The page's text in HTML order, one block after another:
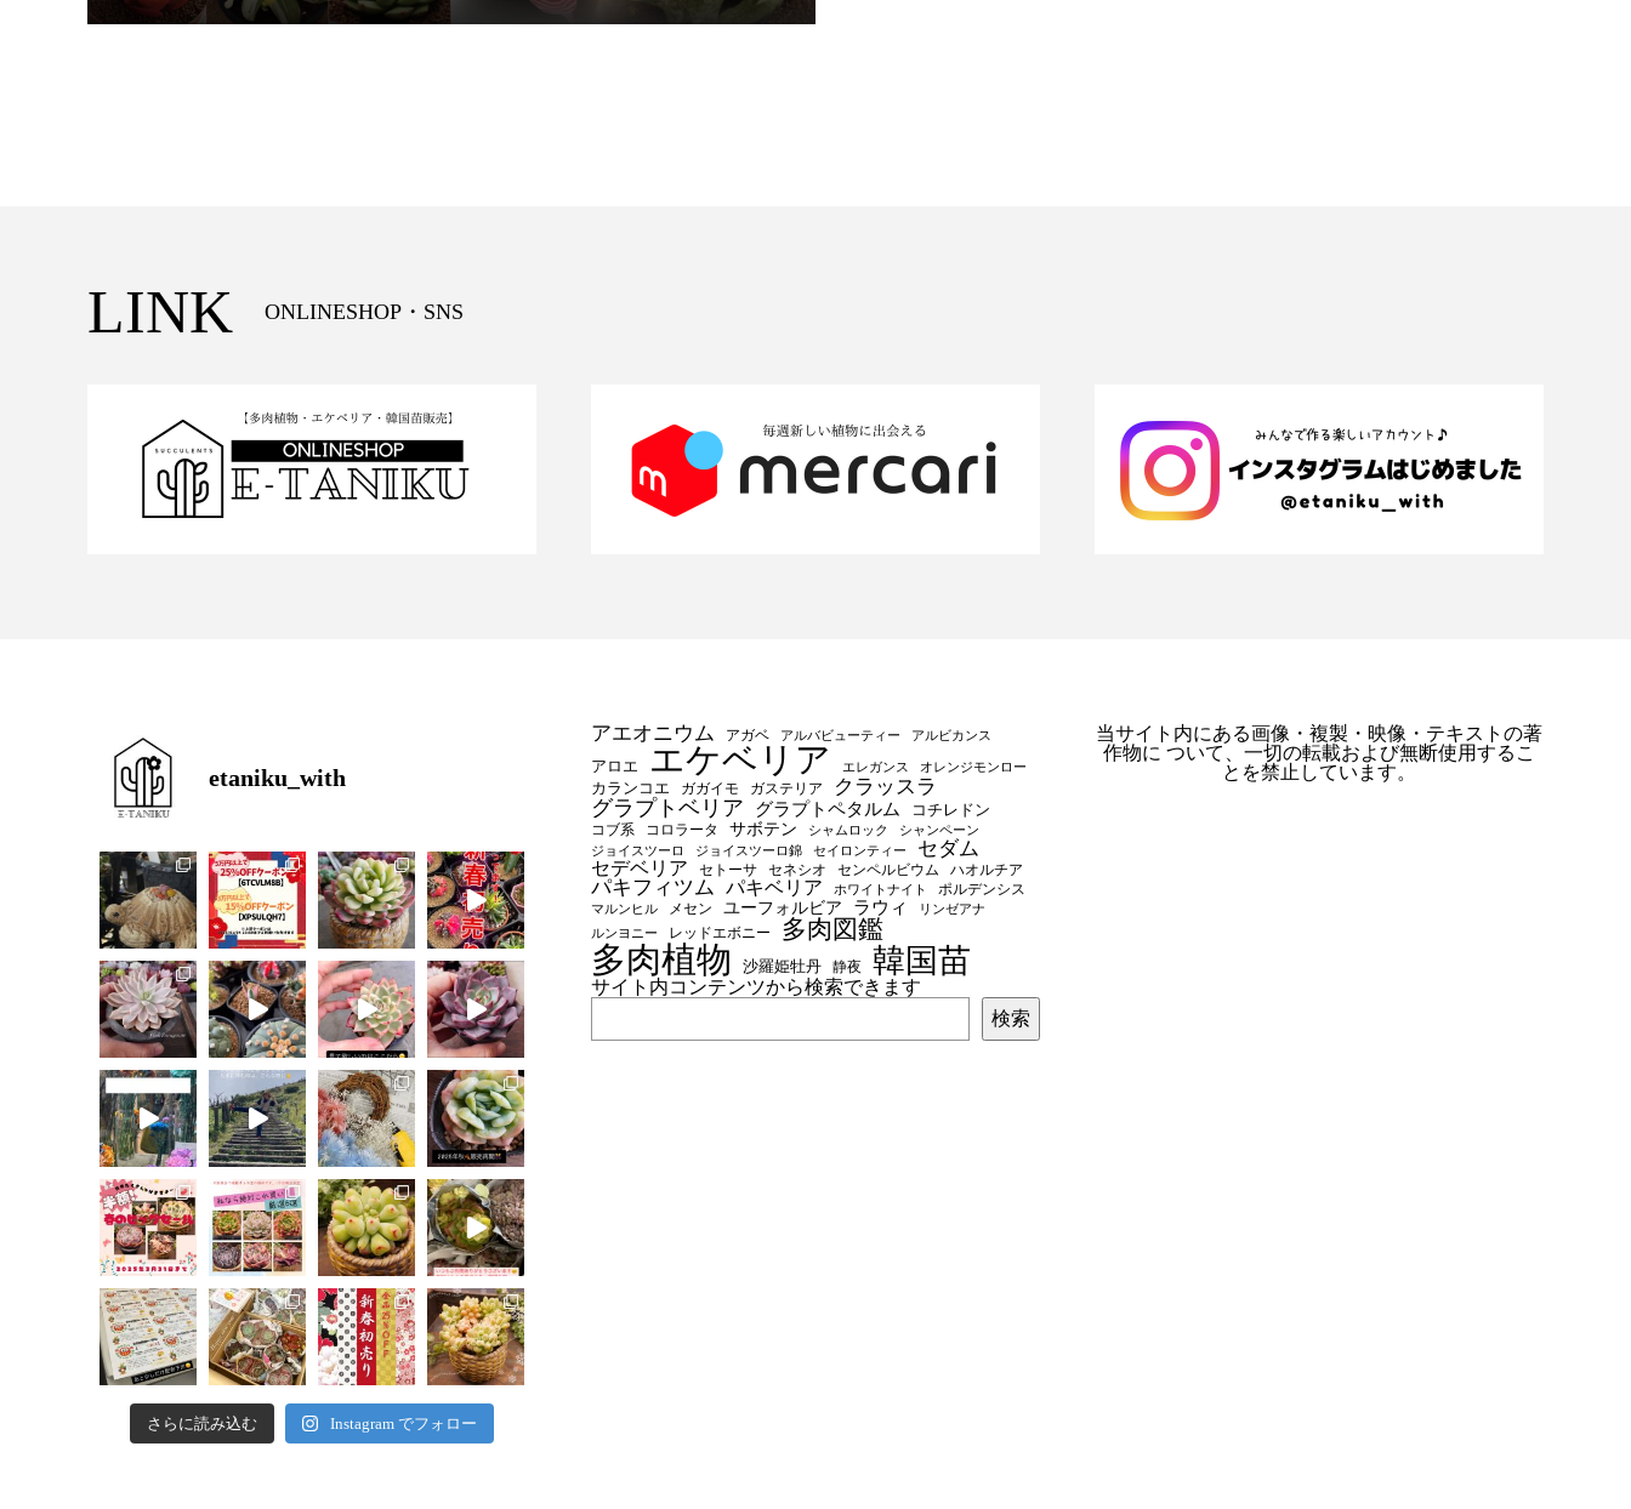
LINK ONLINESHOP・SNS
etaniku_with
さらに読み込む Instagram でフォロー
アエオニウム アガベ アルバビューティー アルビカンス
アロエ エケベリア エレガンス オレンジモンロー
カランコエ ガガイモ ガステリア クラッスラ
グラプトベリア グラプトペタルム コチレドン
コブ系 コロラータ サボテン シャムロック
シャンペーン
ジョイスツーロ
ジョイスツーロ錦 セイロンティー セダム
セデベリア セトーサ セネシオ センペルビウム ハオルチア
パキフィツム パキベリア ホワイトナイト ポルデンシス
マルンヒル メセン ユーフォルビア ラウィ
リンゼアナ
ルンヨニー
レッドエボニー 多肉図鑑
多肉植物 沙羅姫牡丹 静夜 韓国苗
サイト内コンテンツから検索できます
検索
当サイト内にある画像・複製・映像・テキストの著
作物に ついて、一切の転載および無断使用するこ
とを禁止しています。